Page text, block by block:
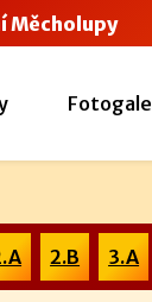
Měcholupy
2.B 3.A